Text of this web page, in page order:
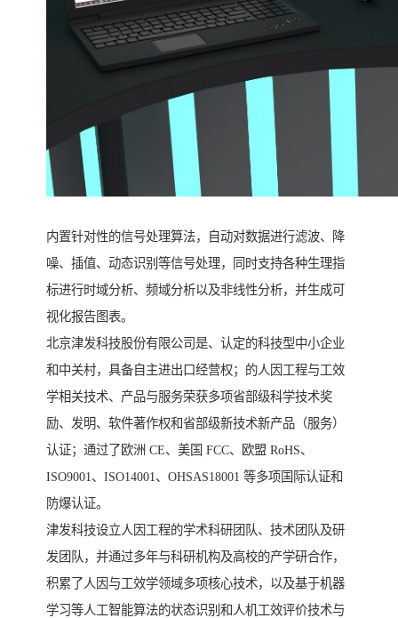
内置针对性的信号处理算法，自动对数据进行滤波、降
噪、插值、动态识别等信号处理，同时支持各种生理指
标进行时域分析、频域分析以及非线性分析，并生成可
视化报告图表。
北京津发科技股份有限公司是、认定的科技型中小企业
和中关村，具备自主进出口经营权；的人因工程与工效
学相关技术、产品与服务荣获多项省部级科学技术奖
励、发明、软件著作权和省部级新技术新产品（服务）
认证；通过了欧洲 CE、美国 FCC、欧盟 RoHS、
ISO9001、ISO14001、OHSAS18001 等多项国际认证和
防爆认证。
津发科技设立人因工程的学术科研团队、技术团队及研
发团队，并通过多年与科研机构及高校的产学研合作，
积累了人因与工效学领域多项核心技术，以及基于机器
学习等人工智能算法的状态识别和人机工效评价技术与